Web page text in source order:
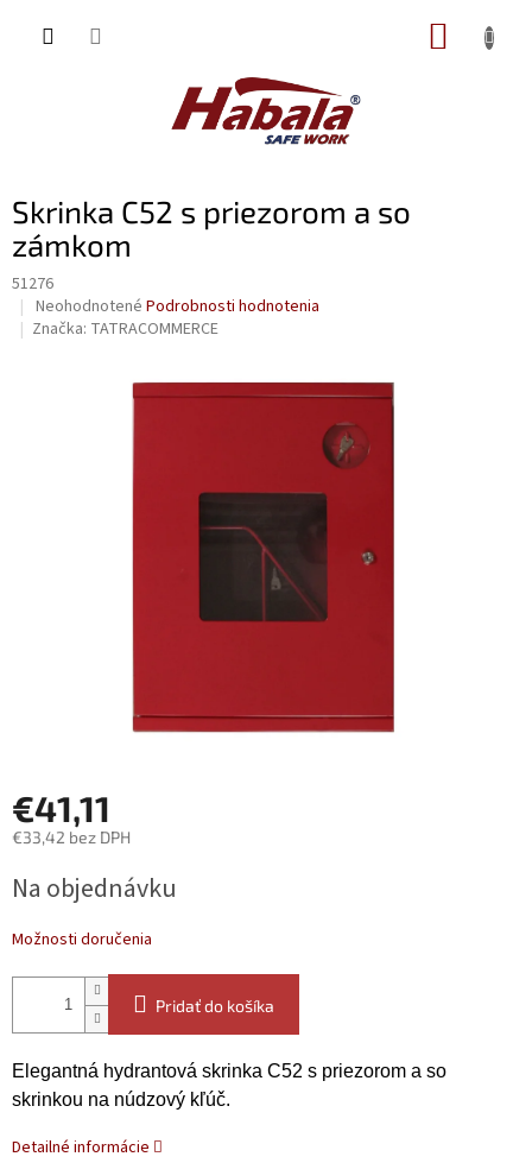
Skrinka C52 s priezorom a so
zámkom
51276
Priemerné
hodnotenie
Neohodnotené Podrobnosti hodnotenia
Značka: TATRACOMMERCE
€41,11
€33,42 bez DPH
cena:
Na objednávku
Možnosti doručenia
Pridať do košíka
Elegantná hydrantová skrinka C52 s priezorom a so
skrinkou na núdzový kľúč.
Detailné informácie